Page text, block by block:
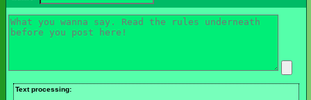
Text processing: